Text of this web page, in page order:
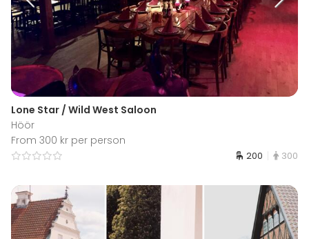
Lone Star / Wild West Saloon
Höör
From 300 kr per person
200 300